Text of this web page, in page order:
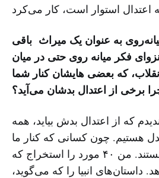
به عنوان یک میراث باقی
فکر میانه روی حتی در میان
که بعضی هایشان کنار شما
برخی از اعتدال بدشان می‌آید؟
که از اعتدال بدش بیاید، همه
هستیم. چون کسانی که کنار ما
بودند، اهل قرآن هستند. من ۴۰ مورد را استخراج که
داستان‌‌های انبیا را که می‌گوید،